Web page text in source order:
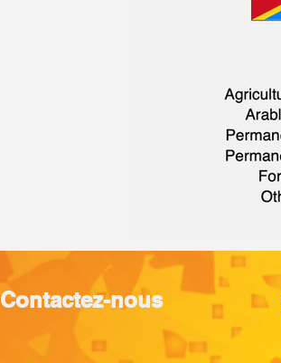
Contactez-nous